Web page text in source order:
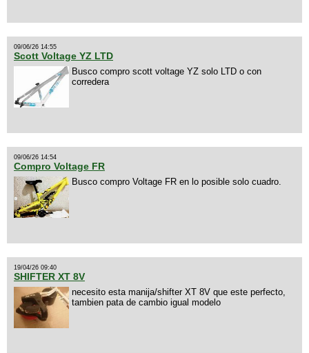
09/06/26 14:55
Scott Voltage YZ LTD
Busco compro scott voltage YZ solo LTD o con
corredera
09/06/26 14:54
Compro Voltage FR
Busco compro Voltage FR en lo posible solo cuadro.
19/04/26 09:40
SHIFTER XT 8V
necesito esta manija/shifter XT 8V que este perfecto,
tambien pata de cambio igual modelo